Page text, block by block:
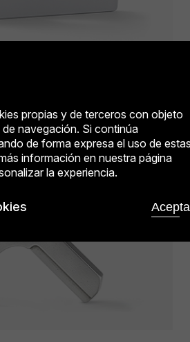
propias y de terceros con objeto
navegación. Si continúa
de forma expresa el uso de
información en nuestra página
la experiencia.